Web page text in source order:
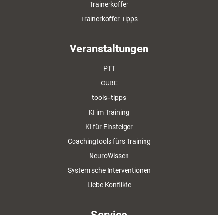
Trainerkoffer
Trainerkoffer Tipps
Veranstaltungen
PTT
CUBE
tools+tipps
KI im Training
KI für Einsteiger
Coachingtools fürs Training
NeuroWissen
Systemische Interventionen
Liebe Konflikte